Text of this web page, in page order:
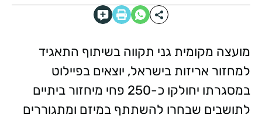
מועצה מקומית גני תקווה בשיתוף התאגיד
למחזור אריזות בישראל, יוצאים בפיילוט
במסגרתו יחולקו כ-250 פחי מיחזור ביתיים
לתושבים שבחרו להשתתף במיזם ומתגוררים